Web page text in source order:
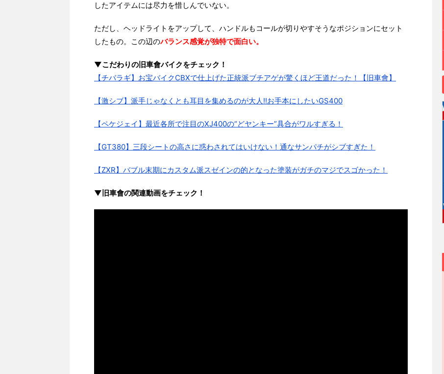
したアイテムには尽力を惜しんでいない。
ただし、ヘッドライトをアップして、ハンドルもコールが切りやすそうなポジションにセット
したもの。この辺のバランス感覚が独特で面白い。
▼こだわりの旧車會バイクをチェック！
【チバラギ】お宝バイクCBXで仕上げた正統派ブチアゲが驚くほど王道だった！【旧車會】
【激シブ】派手じゃなくとも耳目を集めるのが大人!!お手本にしたいGS400
【ペケジェイ】最近各所で注目のXJ400の“どヤンキー”具合がワルすぎる！
【GT380】三段シートの高さに惑わされてはいけない！通なサンパチがシブすぎた！
【ZXR】バブル末期にカスタム派スゼインの的となった塗装がガチのマジでスゴかった！
▼旧車會の関連動画をチェック！